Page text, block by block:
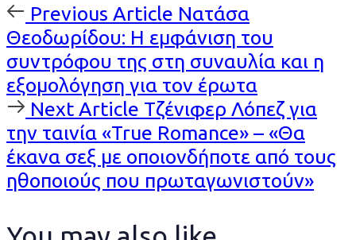
Previous
Article
Previous Article Νατάσα
Θεοδωρίδου: Η εμφάνιση του
συντρόφου της στη συναυλία και η
εξομολόγηση για τον έρωτα
Next
Article
Next Article Τζένιφερ Λόπεζ για
την ταινία «True Romance» – «Θα
έκανα σεξ με οποιονδήποτε από τους
ηθοποιούς που πρωταγωνιστούν»